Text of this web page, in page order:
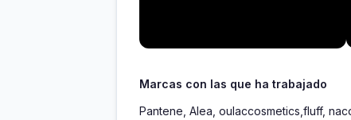
Marcas con las que ha trabajado
Pantene, Alea, oulaccosmetics,fluff,